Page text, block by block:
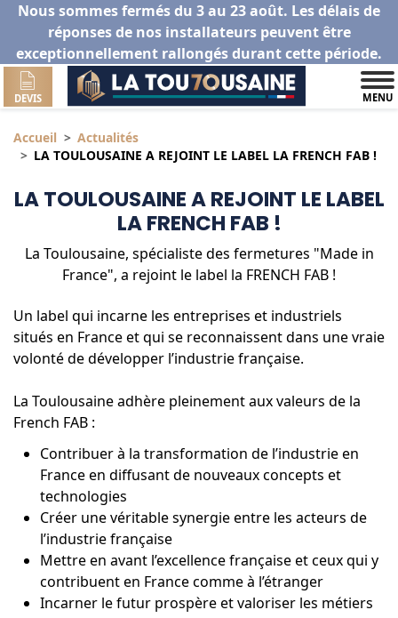
Nous sommes fermés du 3 au 23 août. Les délais de
réponses de nos installateurs peuvent être
exceptionnellement rallongés durant cette période.
DEVIS MENU
Accueil
Actualités
LA TOULOUSAINE A REJOINT LE LABEL LA FRENCH FAB !
LA TOULOUSAINE A REJOINT LE LABEL
LA FRENCH FAB !
La Toulousaine, spécialiste des fermetures "Made in
France", a rejoint le label la FRENCH FAB !
Un label qui incarne les entreprises et industriels
situés en France et qui se reconnaissent dans une vraie
volonté de développer l’industrie française.
La Toulousaine adhère pleinement aux valeurs de la
French FAB :
Contribuer à la transformation de l’industrie en
France en diffusant de nouveaux concepts et
technologies
Créer une véritable synergie entre les acteurs de
l’industrie française
Mettre en avant l’excellence française et ceux qui y
contribuent en France comme à l’étranger
Incarner le futur prospère et valoriser les métiers